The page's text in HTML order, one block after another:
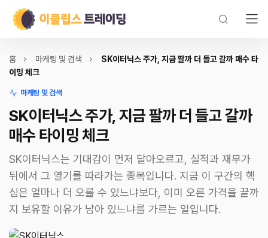
홈 마케팅 및 검색
SK이터닉스 주가, 지금 팔까 더 들고 갈까 매수 타
이밍 체크
마케팅 및 검색
SK이터닉스 주가, 지금 팔까 더 들고 갈까
매수 타이밍 체크
SK이터닉스는 기대감이 먼저 달아오르고, 실적과 재무가
뒤에서 그 열기를 따라가는 종목입니다. 지금 이 구간의 핵
심은 얼마나 더 오를 수 있느냐보다, 이미 오른 가격을 끝까
지 보유할 이유가 남아 있느냐를 가르는 일입니다.